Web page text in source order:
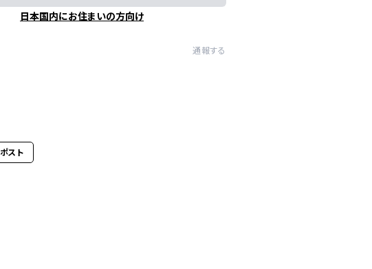
日本国内にお住まいの方向け
通報する
ポスト